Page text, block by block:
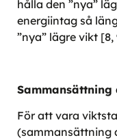
hålla den ”nya”
energiintag så
”nya” lägre vikt [8,
Sammansättning
För att vara
(sammansättning